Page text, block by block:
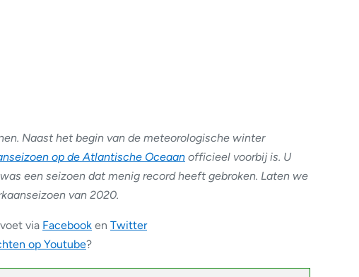
Naast het begin van de meteorologische winter
op de Atlantische Oceaan officieel voorbij is. U
een seizoen dat menig record heeft gebroken. Laten we
van 2020.
via Facebook en Twitter
op Youtube?